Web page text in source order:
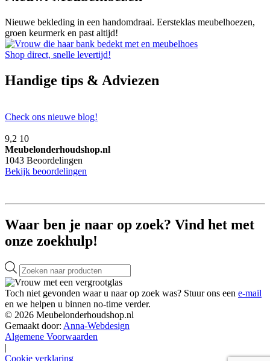
Nieuwe bekleding in een handomdraai. Eersteklas meubelhoezen,
groen keurmerk en past altijd!
Shop direct, snelle levertijd!
Handige tips & Adviezen
Check ons nieuwe blog!
9,2 10
Meubelonderhoudshop.nl
1043 Beoordelingen
Bekijk beoordelingen
Waar ben je naar op zoek? Vind het met
onze zoekhulp!
Producten
zoeken
Toch niet gevonden waar u naar op zoek was? Stuur ons een e-mail
en we helpen u binnen no-time verder.
© 2026 Meubelonderhoudshop.nl
Gemaakt door: Anna-Webdesign
Algemene Voorwaarden
|
Cookie verklaring